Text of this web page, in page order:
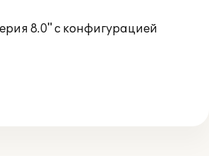
8.0" с конфигурацией